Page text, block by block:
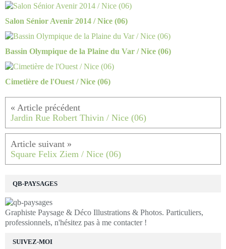
Salon Sénior Avenir 2014 / Nice (06)
Bassin Olympique de la Plaine du Var / Nice (06)
Cimetière de l'Ouest / Nice (06)
Jardin Rue Robert Thivin / Nice (06)
Square Felix Ziem / Nice (06)
SUIVEZ-MOI
QB-PAYSAGES
Graphiste Paysage & Déco Illustrations & Photos. Particuliers,
professionnels, n'hésitez pas à me contacter !